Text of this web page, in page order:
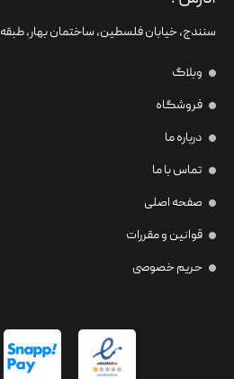
سنندج، خیابان فلسطین،‌ ساختمان بهار، طبقه2
وبلاگ
فروشگاه
درباره ما
تماس با ما
صفحه اصلی
قوانین و مقررات
حریم خصوصی